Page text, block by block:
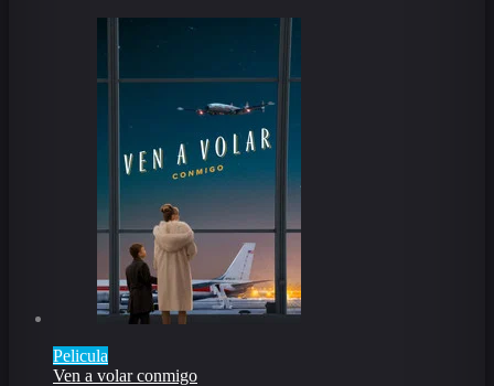
Pelicula
Ven a volar conmigo